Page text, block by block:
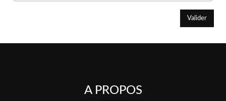
Valider
A PROPOS